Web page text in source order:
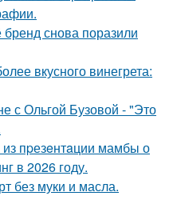
снова поразили
вкусного винегрета:
с Ольгой Бузовой - "Это
пpезeнтaции мамбы о
в 2026 году.
без муки и масла.